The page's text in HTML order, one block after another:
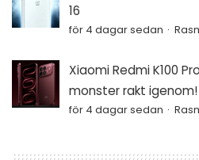
16
för 4 dagar sedan
Xiaomi Redmi K100
monster rakt igenom!
för 4 dagar sedan